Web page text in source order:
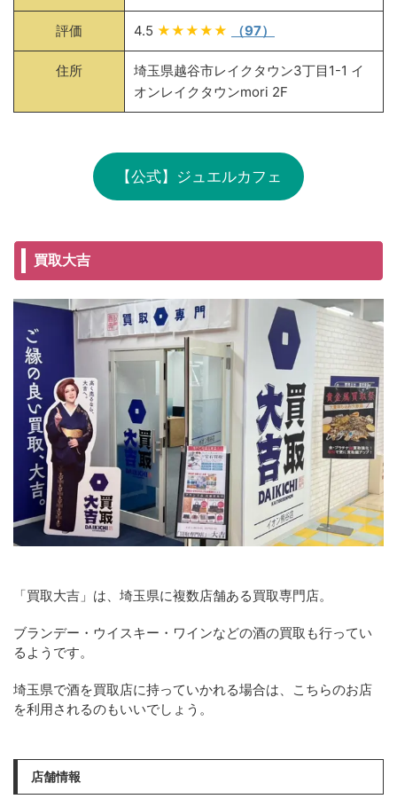
評価 4.5 ★★★★★ （97）
住所
埼玉県越谷市レイクタウン3丁目1-1 イ
オンレイクタウンmori 2F
【公式】ジュエルカフェ
買取大吉
「買取大吉」は、埼玉県に複数店舗ある買取専門店。
ブランデー・ウイスキー・ワインなどの酒の買取も行ってい
るようです。
埼玉県で酒を買取店に持っていかれる場合は、こちらのお店
を利用されるのもいいでしょう。
店舗情報